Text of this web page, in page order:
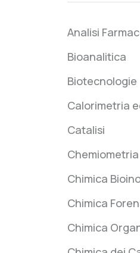
Analisi
Bioanalitica
Biotecnologie
Calorimetria
Catalisi
Chemiometria
Chimica
Chimica
Chimica